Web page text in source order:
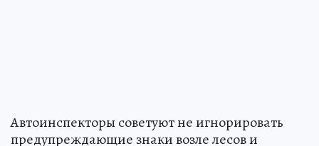
Автоинспекторы советуют не игнорировать
предупреждающие знаки возле лесов и